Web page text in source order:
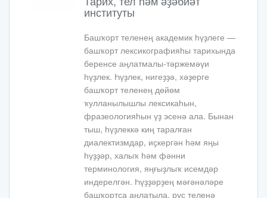
институты
Башҡорт теленең академик һүҙлеге —
башҡорт лексикографияһы тарихында
беренсе аңлатмалы-тәржемәүи
һүҙлек. Һүҙлек, нигеҙҙә, хәҙерге
башҡорт теленең дөйөм
ҡулланылышлы лексикаһын,
фразеологияһын үҙ эсенә ала. Бынан
тыш, һүҙлеккә киң таралған
диалектизмдар, иҫкергән һәм яңы
һүҙҙәр, халыҡ һәм фәнни
терминология, яңғыҙлыҡ исемдәр
индерелгән. Һүҙҙәрҙең мәғәнәләре
башҡортса аңлатыла, рус теленә